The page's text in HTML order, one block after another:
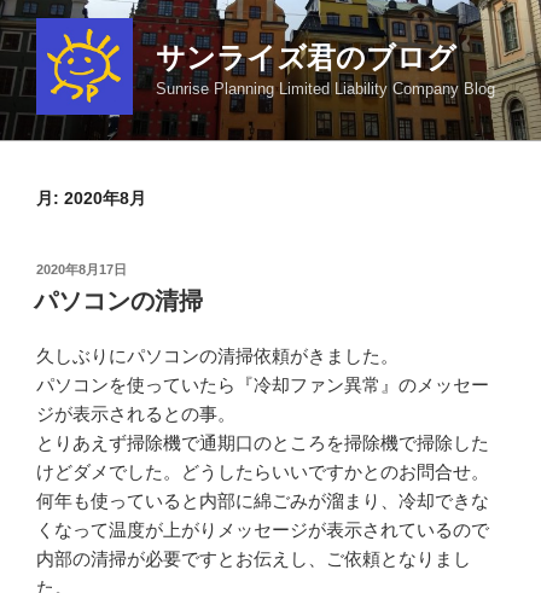
コ
ン
テ
ン
ツ
サンライズ君のブログ
Sunrise Planning Limited Liability Company Blog
月: 2020年8月
投
日:
2020年8月17日
パソコンの清掃
久しぶりにパソコンの清掃依頼がきました。
パソコンを使っていたら『冷却ファン異常』のメッセー
ジが表示されるとの事。
とりあえず掃除機で通期口のところを掃除機で掃除した
けどダメでした。どうしたらいいですかとのお問合せ。
何年も使っていると内部に綿ごみが溜まり、冷却できな
くなって温度が上がりメッセージが表示されているので
内部の清掃が必要ですとお伝えし、ご依頼となりまし
た。